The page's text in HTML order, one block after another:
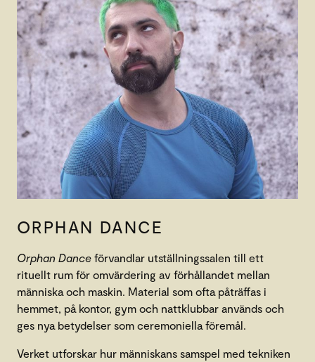
ORPHAN DANCE
Orphan Dance förvandlar utställningssalen till ett
rituellt rum för omvärdering av förhållandet mellan
människa och maskin. Material som ofta påträffas i
hemmet, på kontor, gym och nattklubbar används och
ges nya betydelser som ceremoniella föremål.
Verket utforskar hur människans samspel med tekniken